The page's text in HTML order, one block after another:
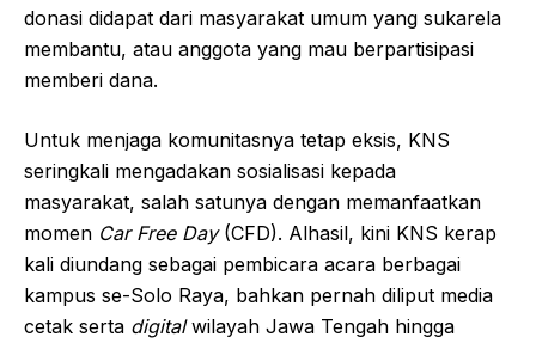
donasi didapat dari masyarakat umum yang sukarela
membantu, atau anggota yang mau berpartisipasi
memberi dana.
Untuk menjaga komunitasnya tetap eksis, KNS
seringkali mengadakan sosialisasi kepada
masyarakat, salah satunya dengan memanfaatkan
momen Car Free Day (CFD). Alhasil, kini KNS kerap
kali diundang sebagai pembicara acara berbagai
kampus se-Solo Raya, bahkan pernah diliput media
cetak serta digitalwilayah Jawa Tengah hingga